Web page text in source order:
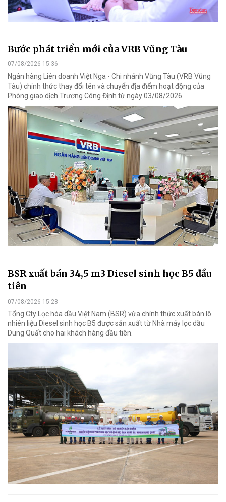
Bước phát triển mới của VRB Vũng Tàu
07/08/2026 15:36
Ngân hàng Liên doanh Việt Nga - Chi nhánh Vũng Tàu (VRB Vũng
Tàu) chính thức thay đổi tên và chuyển địa điểm hoạt động của
Phòng giao dịch Trương Công Định từ ngày 03/08/2026.
BSR xuất bán 34,5 m3 Diesel sinh học B5 đầu
tiên
07/08/2026 15:28
Tổng Cty Lọc hóa dầu Việt Nam (BSR) vừa chính thức xuất bán lô
nhiên liệu Diesel sinh học B5 được sản xuất từ Nhà máy lọc dầu
Dung Quất cho hai khách hàng đầu tiên.